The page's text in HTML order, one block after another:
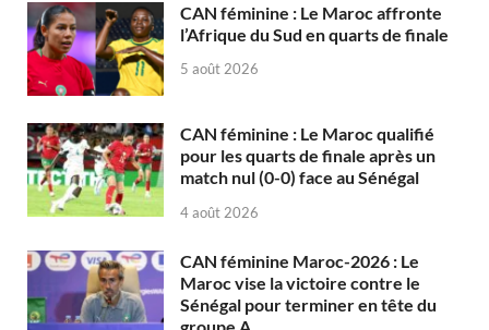
CAN féminine : Le Maroc affronte
l’Afrique du Sud en quarts de finale
5 août 2026
CAN féminine : Le Maroc qualifié
pour les quarts de finale après un
match nul (0-0) face au Sénégal
4 août 2026
CAN féminine Maroc-2026 : Le
Maroc vise la victoire contre le
Sénégal pour terminer en tête du
groupe A